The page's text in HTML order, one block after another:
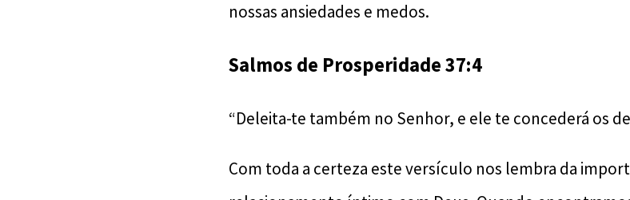
nossas ansiedades e medos.
Salmos de Prosperidade 37:4
“Deleita-te também no Senhor, e ele te concederá os
Com toda a certeza este versículo nos lembra da